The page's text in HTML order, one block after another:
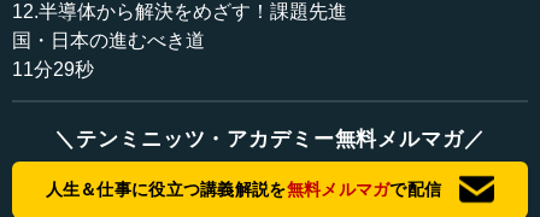
また、小池さんはインタビューで次のように答えていま
す。「一般に最先端の半導体を量産するには1000人ぐらい
技術者が必要だといわれているが、AIとか自動化技術を導
入するから500人でできる」と。このように言っています
が、2027年から量産を開始して、2030年には売り上げを1
兆円にするそうです。
12.半導体から解決をめざす！課題先進
国・日本の進むべき道
11分29秒
＼テンミニッツ・アカデミー無料メルマガ／
人生＆仕事に役立つ講義解説を無料メルマガで配信